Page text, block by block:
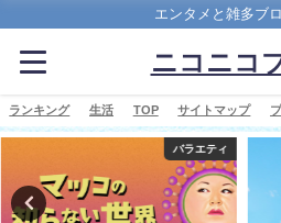
エンタメと雑多ブ
ニコニコ
ランキング 生活 TOP サイトマップ
林先生の初耳学